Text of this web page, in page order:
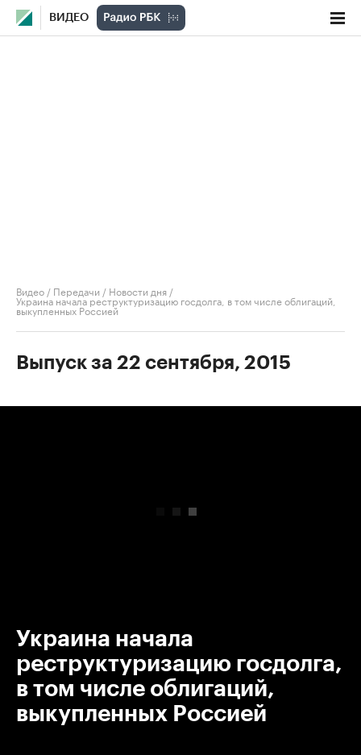
ВИДЕО
Видео / Передачи / Новости дня /
Украина начала реструктуризацию госдолга, в том числе облигаций,
выкупленных Россией
Выпуск за 22 сентября, 2015
Украина начала
реструктуризацию госдолга,
в том числе облигаций,
выкупленных Россией